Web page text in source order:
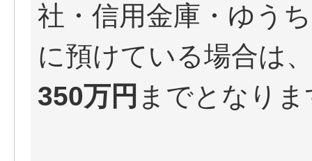
社・信用金庫・ゆう
に預けている場合は
350万円 までとなり